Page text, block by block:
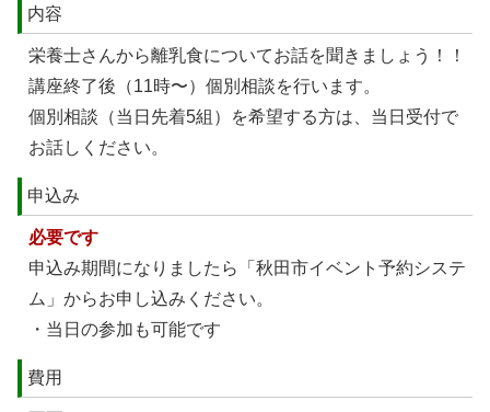
内容
栄養士さんから離乳食についてお話を聞きましょう！！
講座終了後（11時〜）個別相談を行います。
個別相談（当日先着5組）を希望する方は、当日受付で
お話しください。
申込み
必要です
申込み期間になりましたら「秋田市イベント予約システ
ム」からお申し込みください。
・当日の参加も可能です
費用